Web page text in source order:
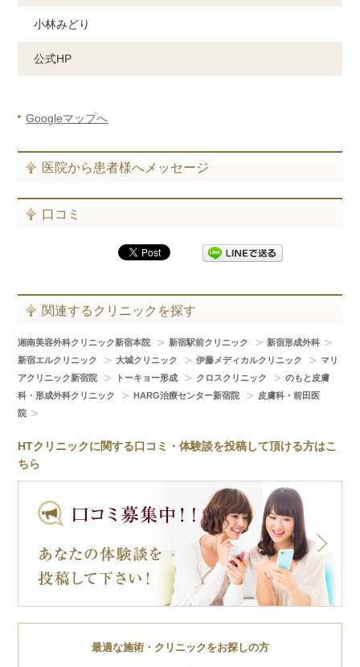
小林みどり
公式HP
Googleマップへ
医院から患者様へメッセージ
口コミ
関連するクリニックを探す
湘南美容外科クリニック新宿本院 新宿駅前クリニック
新宿形成外科
新宿エルクリニック
大城クリニック 伊藤メディカルクリニック
マリ
アクリニック新宿院
トーキョー形成 クロスクリニック
のもと皮膚
科・形成外科クリニック
HARG治療センター新宿院
皮膚科・前田医
院
HTクリニックに関する口コミ・体験談を投稿して頂ける方はこ
ちら
最適な施術・クリニックをお探しの方